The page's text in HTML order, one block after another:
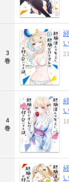
3
巻
4
巻